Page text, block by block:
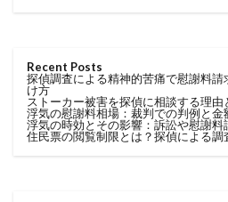
Recent Posts
探偵調査による精神的苦痛で慰謝料
け方
ストーカー被害を探偵に相談する理由
浮気の慰謝料相場：裁判での判例と金
浮気の時効とその影響：訴訟や慰謝料
住民票の閲覧制限とは？探偵による調